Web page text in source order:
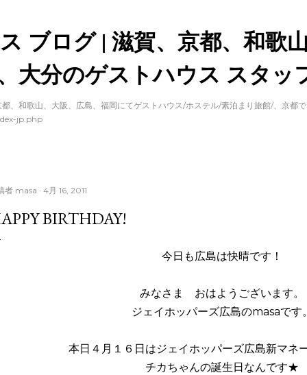
ブログ | 滋賀、京都、和歌山
大分のゲストハウス スタッ
、和歌山、大阪、広島、福岡にてゲストハウス/ホステル/素泊まり旅館/、京都
jp.php
者 masa 4月 16, 2011
BIRTHDAY!
今日も広島は快晴です！
みなさま おはようございます。
ジェイホッパーズ広島のmasaです。
本日４月１６日はジェイホッパーズ広島新マネ
チカちゃんの誕生日なんです★